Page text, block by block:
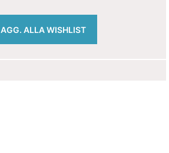
AGG. ALLA WISHLIST